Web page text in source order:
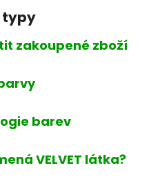
typy
zakoupené zboží
barev
VELVET látka?